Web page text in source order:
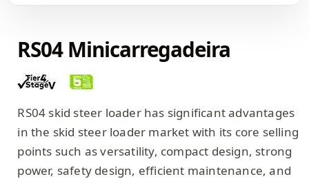
RS04 Minicarregadeira
RS04 skid steer loader has significant advantages
in the skid steer loader market with its core selling
points such as versatility, compact design, strong
power, safety design, efficient maintenance, and